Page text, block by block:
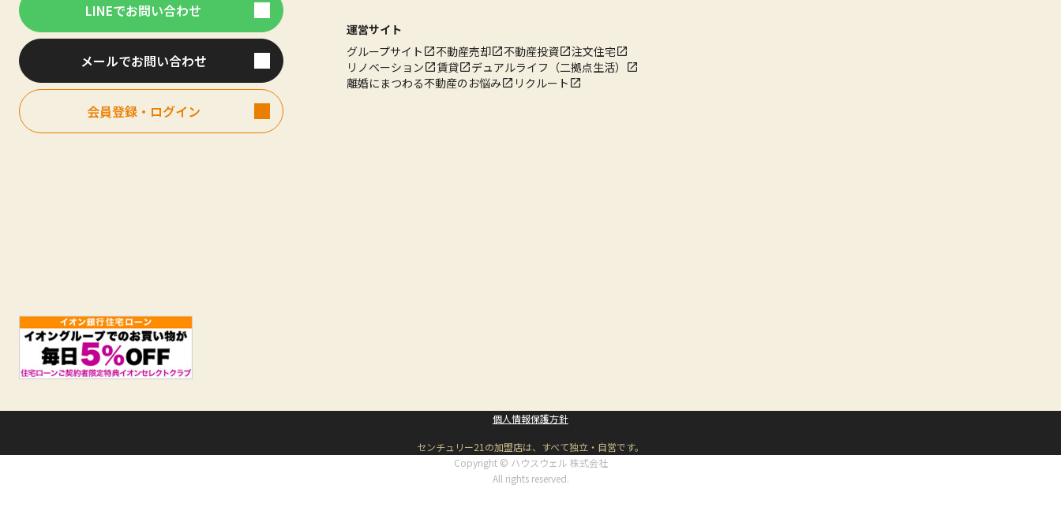
LINEでお問い合わせ
メールでお問い合わせ
会員登録・ログイン
運営サイト
グループサイト
不動産売却 不動産投資
注文住宅
リノベーション
賃貸
デュアルライフ（二拠点生活）
離婚にまつわる不動産のお悩み
リクルート
個人情報保護方針
センチュリー21の加盟店は、すべて独立・自営です。
Copyright © ハウスウェル 株式会社
All rights reserved.